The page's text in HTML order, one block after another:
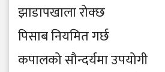
झाडापखाला रोक्छ
पिसाब नियमित गर्छ
कपालको सौन्दर्यमा उपयोगी